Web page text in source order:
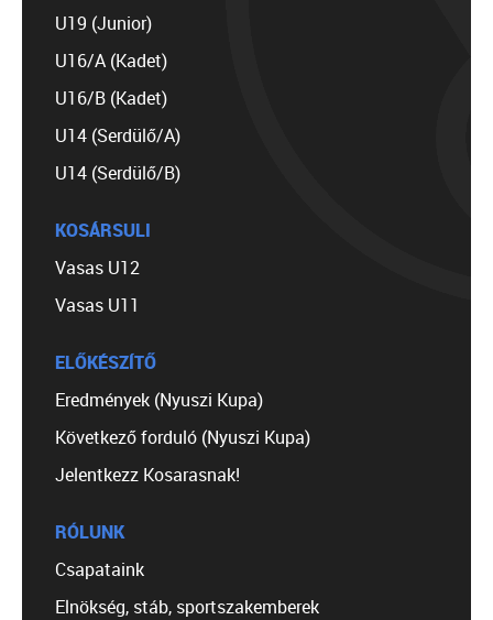
U19 (Junior)
U16/A (Kadet)
U16/B (Kadet)
U14 (Serdülő/A)
U14 (Serdülő/B)
KOSÁRSULI
Vasas U12
Vasas U11
ELŐKÉSZÍTŐ
Eredmények (Nyuszi Kupa)
Következő forduló (Nyuszi Kupa)
Jelentkezz Kosarasnak!
RÓLUNK
Csapataink
Elnökség, stáb, sportszakemberek